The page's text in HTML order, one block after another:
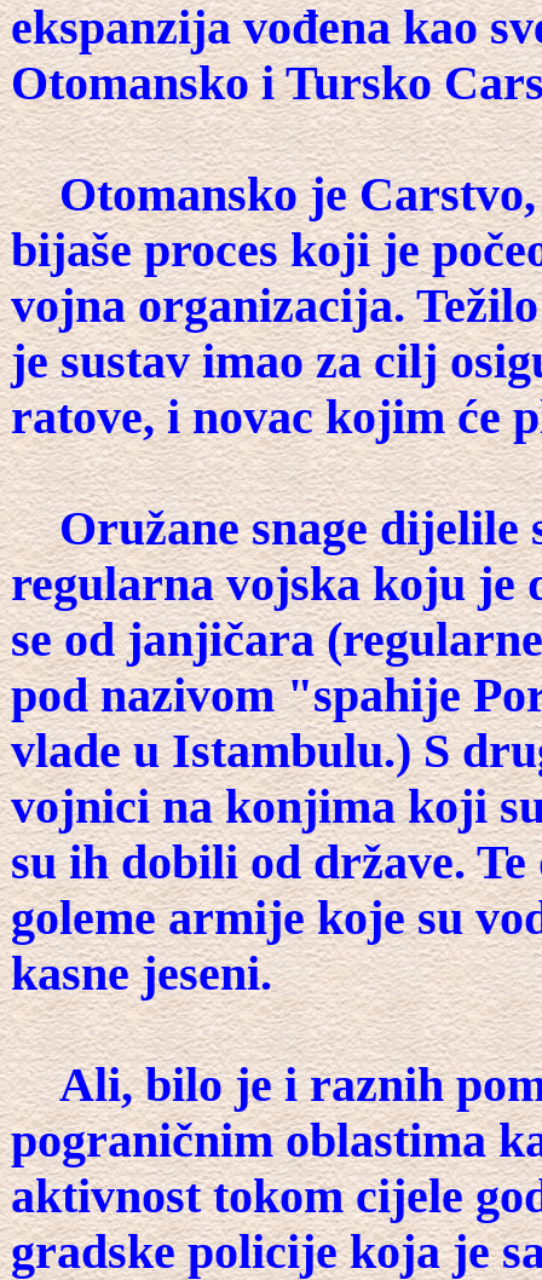
ekspanzija vođena kao
Otomansko i Tursko
Otomansko je Carstvo,
bijaše proces koji je
vojna organizacija.
je sustav imao za cilj
ratove, i novac kojim će
Oružane snage dijelile
regularna vojska koju je
se od janjičara
pod nazivom "spahije
vlade u Istambulu.) S
vojnici na konjima koji
su ih dobili od države.
goleme armije koje su
kasne jeseni.
Ali, bilo je i raznih
pograničnim oblastima
aktivnost tokom cijele
gradske policije koja je